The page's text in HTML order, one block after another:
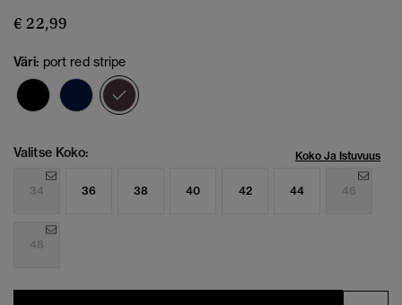
€ 22,99
Väri: port red stripe
Valitse Koko: Koko Ja Istuvuus
34 36 38 40 42 44 46
48